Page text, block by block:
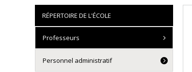
RÉPERTOIRE DE L'ÉCOLE
Professeurs
Personnel administratif